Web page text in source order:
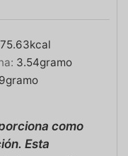
75.63kcal
3.54gramo
gramo
Esta